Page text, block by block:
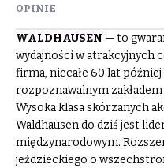
OPINIE
WALDHAUSEN — to
wydajności w atrakcyjnych
firma, niecałe 60 lat później
rozpoznawalnym
Wysoka klasa skórzanych
Waldhausen do dziś jest
międzynarodowym.
jeździeckiego o